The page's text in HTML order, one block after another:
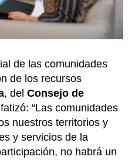
de las comunidades
de los recursos
, del Consejo de
“Las comunidades
nuestros territorios y
y servicios de la
no habrá un